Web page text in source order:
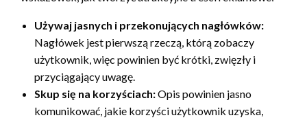
Używaj jasnych i przekonujących nagłówków:
Nagłówek jest pierwszą rzeczą, którą zobaczy
użytkownik, więc powinien być krótki, zwięzły i
przyciągający uwagę.
Skup się na korzyściach:Opis powinien jasno
komunikować, jakie korzyści użytkownik uzyska,